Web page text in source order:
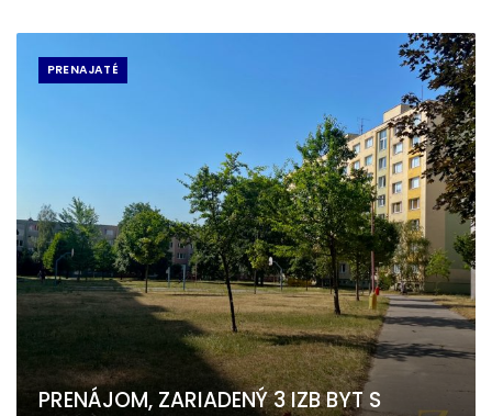
PRENAJATÉ
PRENÁJOM, ZARIADENÝ 3 IZB BYT S